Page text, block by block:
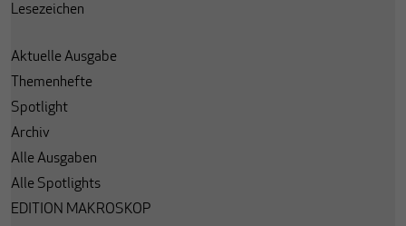
Lesezeichen
Aktuelle Ausgabe
Themenhefte
Spotlight
Archiv
Alle Ausgaben
Alle Spotlights
EDITION MAKROSKOP